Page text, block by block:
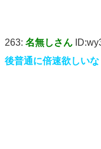
263: 名無しさん
後普通に倍速欲しいな